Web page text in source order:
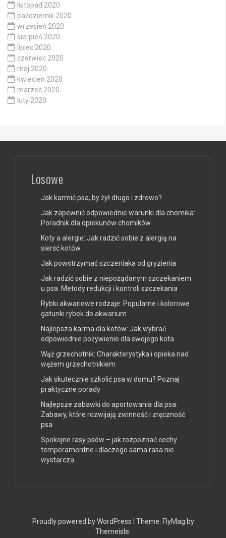
listopad 2020
październik 2020
wrzesień 2020
sierpień 2020
lipiec 2020
czerwiec 2020
maj 2020
kwiecień 2020
marzec 2020
luty 2020
Losowe
Jak karmić psa, by żył długo i zdrowo?
Jak zapewnić odpowiednie warunki dla chomika:
Poradnik dla opiekunów chomików
Koty a alergie: Jak radzić sobie z alergią na
sierść kotów
Jak powstrzymać szczeniaka od gryzienia
Jak radzić sobie z niepożądanym szczekaniem
u psa: Metody redukcji i kontroli szczekania
Rybki akwariowe rodzaje: Popularne i kolorowe
gatunki rybek do akwarium
Najlepsza karma dla kotów: Jak wybrać
odpowiednie pożywienie dla swojego kota
Wąż grzechotnik: Charakterystyka i opieka nad
wężem grzechotnikiem
Jak skutecznie szkolić psa w domu? Poznaj
praktyczne porady
Najlepsze zabawki do aportowania dla psa:
Zabawy, które rozwijają zwinność i zręczność
psa
Spokojne rasy psów – jak rozpoznać cechy
temperamentne i dlaczego sama rasa nie
wystarcza
Proudly powered by WordPress Theme: FlyMag by
Themeisle.